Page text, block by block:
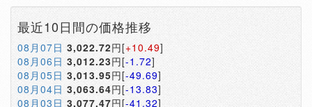
最近10日間の価格推移
08月07日 3,022.72円[+10.49]
08月06日 3,012.23円[-1.72]
08月05日 3,013.95円[-49.69]
08月04日 3,063.64円[-13.83]
08月03日 3,077.47円[-41.32]